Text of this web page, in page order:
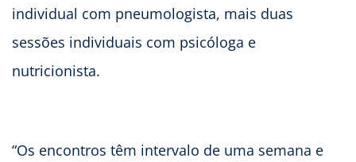
individual com pneumologista, mais duas
sessões individuais com psicóloga e
nutricionista.
“Os encontros têm intervalo de uma semana e